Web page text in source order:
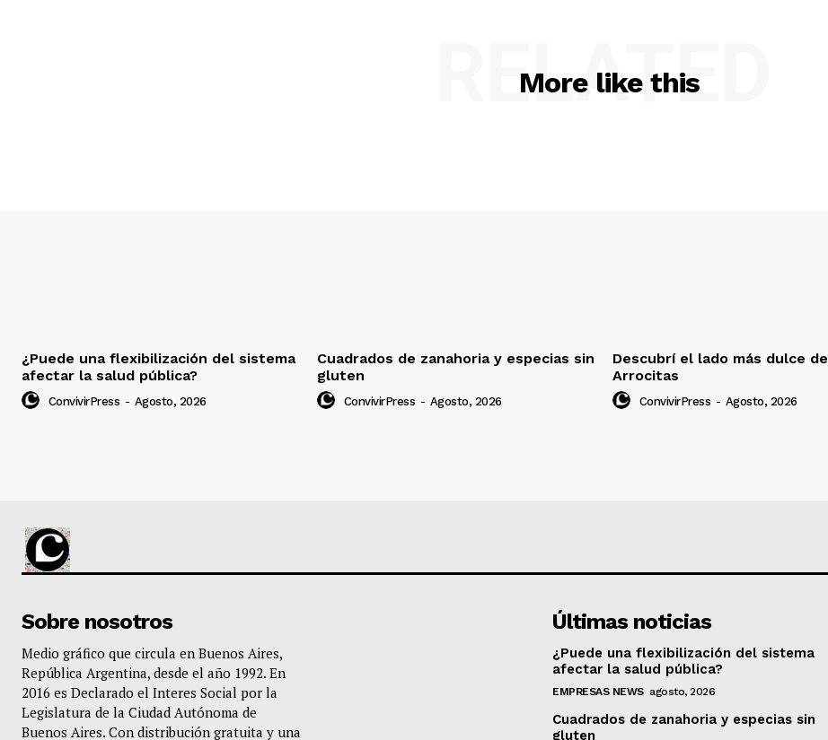
More like this
RELATED
¿Puede una flexibilización del sistema
afectar la salud pública?
ConvivirPress - Agosto, 2026
Cuadrados de zanahoria y especias sin
gluten
ConvivirPress - Agosto, 2026
Descubrí el lado más dulce de
Arrocitas
ConvivirPress - Agosto, 2026
Sobre nosotros
Medio gráfico que circula en Buenos Aires,
República Argentina, desde el año 1992. En
2016 es Declarado el Interes Social por la
Legislatura de la Ciudad Autónoma de
Buenos Aires. Con distribución gratuita y una
Últimas noticias
¿Puede una flexibilización del sistema
afectar la salud pública?
EMPRESAS NEWS agosto, 2026
Cuadrados de zanahoria y especias sin
gluten